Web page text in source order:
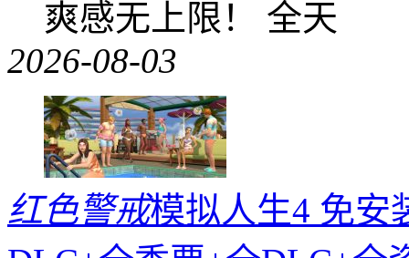
爽感无上限！ 全天
2026-08-03
红色警戒模拟人生4 免安